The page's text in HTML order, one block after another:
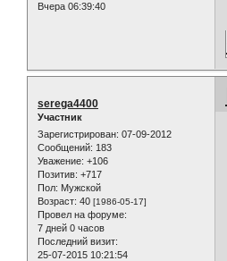
Вчера 06:39:40
serega4400
Участник
Зарегистрирован: 07-09-2012
Сообщений: 183
Уважение: +106
Позитив: +717
Пол: Мужской
Возраст: 40 [1986-05-17]
Провел на форуме:
7 дней 0 часов
Последний визит:
25-07-2015 10:21:54